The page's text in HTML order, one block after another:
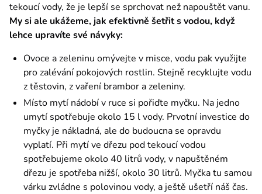
My si ale ukážeme, jak efektivně šetřit s vodou, když
lehce upravíte své návyky:
Ovoce a zeleninu omývejte v misce, vodu pak využijte
pro zalévání pokojových rostlin. Stejně recyklujte vodu
z těstovin, z vaření brambor a zeleniny.
Místo mytí nádobí v ruce si pořiďte myčku. Na jedno
umytí spotřebuje okolo 15 l vody. Prvotní investice do
myčky je nákladná, ale do budoucna se opravdu
vyplatí. Při mytí ve dřezu pod tekoucí vodou
spotřebujeme okolo 40 litrů vody, v napuštěném
dřezu je spotřeba nižší, okolo 30 litrů. Myčka tu samou
várku zvládne s polovinou vody, a ještě ušetří náš čas.